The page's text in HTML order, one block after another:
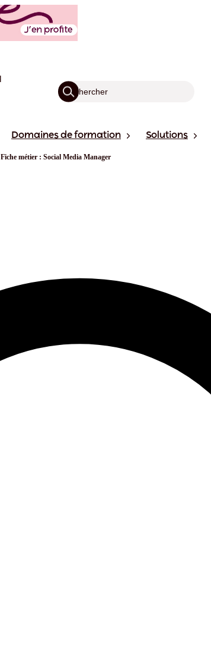
Domaines de formation Solutions
Fiche métier : Social Media Manager